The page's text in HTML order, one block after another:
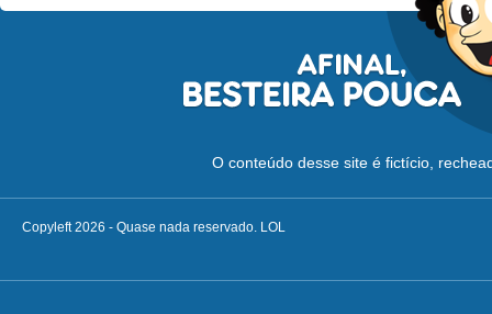
O conteúdo desse site é fictício,
Copyleft 2026 - Quase nada reservado. LOL